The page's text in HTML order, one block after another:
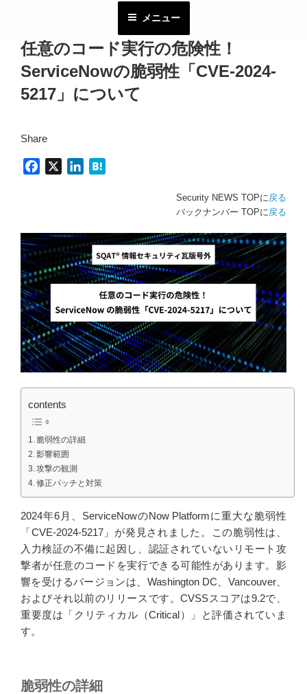
メニュー
任意のコード実行の危険性！
ServiceNowの脆弱性「CVE-2024-
5217」について
Share
b
o
o
k
e
d
I
n
n
a
Security NEWS TOPに戻る
バックナンバー TOPに戻る
contents
脆弱性の詳細
影響範囲
攻撃の観測
修正パッチと対策
2024年6月、ServiceNowのNow Platformに重大な脆弱性
「CVE-2024-5217」が発見されました。この脆弱性は、
入力検証の不備に起因し、認証されていないリモート攻
撃者が任意のコードを実行できる可能性があります。影
響を受けるバージョンは、Washington DC、Vancouver、
およびそれ以前のリリースです。CVSSスコアは9.2で、
重要度は「クリティカル（Critical）」と評価されていま
す。
脆弱性の詳細